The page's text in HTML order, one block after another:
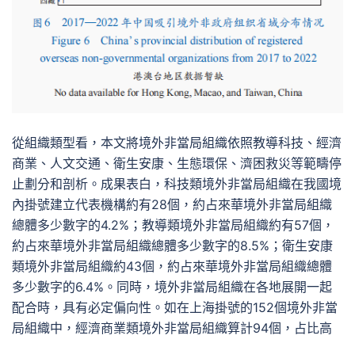
從組織類型看，本文將境外非當局組織依照教導科技、經濟
商業、人文交通、衛生安康、生態環保、濟困救災等範疇停
止劃分和剖析。成果表白，科技類境外非當局組織在我國境
內掛號建立代表機構約有28個，約占來華境外非當局組織
總體多少數字的4.2%；教導類境外非當局組織約有57個，
約占來華境外非當局組織總體多少數字的8.5%；衛生安康
類境外非當局組織約43個，約占來華境外非當局組織總體
多少數字的6.4%。同時，境外非當局組織在各地展開一起
配合時，具有必定偏向性。如在上海掛號的152個境外非當
局組織中，經濟商業類境外非當局組織算計94個，占比高